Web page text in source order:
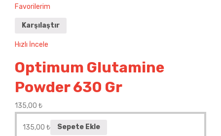
Favorilerim
Karşılaştır
Hızlı İncele
Optimum Glutamine
Powder 630 Gr
135,00 ₺
135,00 ₺ Sepete Ekle